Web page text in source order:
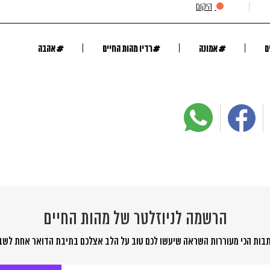
היקום
#אמונה #רדיו מהות החיים #אהבה
הרשמה לניוזלטר של מהות החיים
הכי מעוררות השראה שיעשו לכם טוב על הלב אצלכם בתיבת הדואר אחת